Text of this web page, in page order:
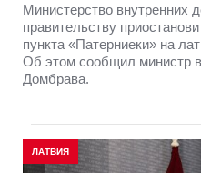
Министерство внутренних
правительству
пункта «Патерниеки» на
Об этом сообщил министр
Домбрава.
ЛАТВИЯ